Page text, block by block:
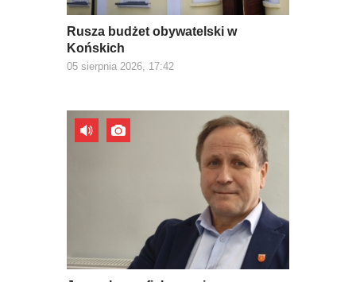
Rusza budżet obywatelski w
Końskich
05 sierpnia 2026, 17:42